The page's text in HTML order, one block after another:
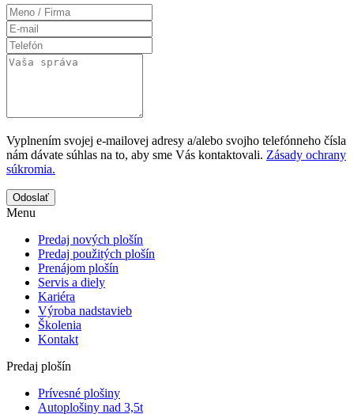
Vyplnením svojej e-mailovej adresy a/alebo svojho telefónneho čísla
nám dávate súhlas na to, aby sme Vás kontaktovali. Zásady ochrany
súkromia.
Odoslať
Menu
Predaj nových plošín
Predaj použitých plošín
Prenájom plošín
Servis a diely
Kariéra
Výroba nadstavieb
Školenia
Kontakt
Predaj plošín
Prívesné plošiny
Autoplošiny nad 3,5t